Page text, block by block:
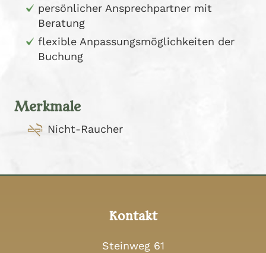
persönlicher Ansprechpartner mit
Beratung
flexible Anpassungsmöglichkeiten der
Buchung
Merkmale
Nicht-Raucher
Kontakt
Steinweg 61